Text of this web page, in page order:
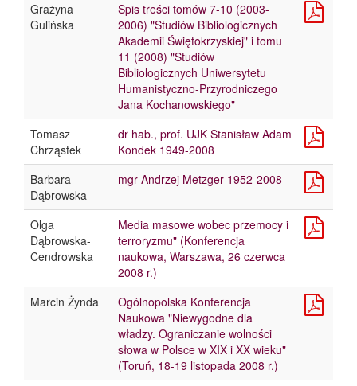
Grażyna
Gulińska
Spis treści tomów 7-10 (2003-
2006) "Studiów Bibliologicznych
Akademii Świętokrzyskiej" i tomu
11 (2008) "Studiów
Bibliologicznych Uniwersytetu
Humanistyczno-Przyrodniczego
Jana Kochanowskiego"
Tomasz
Chrząstek
dr hab., prof. UJK Stanisław Adam
Kondek 1949-2008
Barbara
Dąbrowska
mgr Andrzej Metzger 1952-2008
Olga
Dąbrowska-
Cendrowska
Media masowe wobec przemocy i
terroryzmu" (Konferencja
naukowa, Warszawa, 26 czerwca
2008 r.)
Marcin Żynda
Ogólnopolska Konferencja
Naukowa "Niewygodne dla
władzy. Ograniczanie wolności
słowa w Polsce w XIX i XX wieku"
(Toruń, 18-19 listopada 2008 r.)